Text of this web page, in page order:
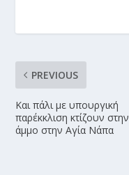
PREVIOUS
Και πάλι με υπουργική
παρέκκλιση κτίζουν στην
άμμο στην Αγία Νάπα